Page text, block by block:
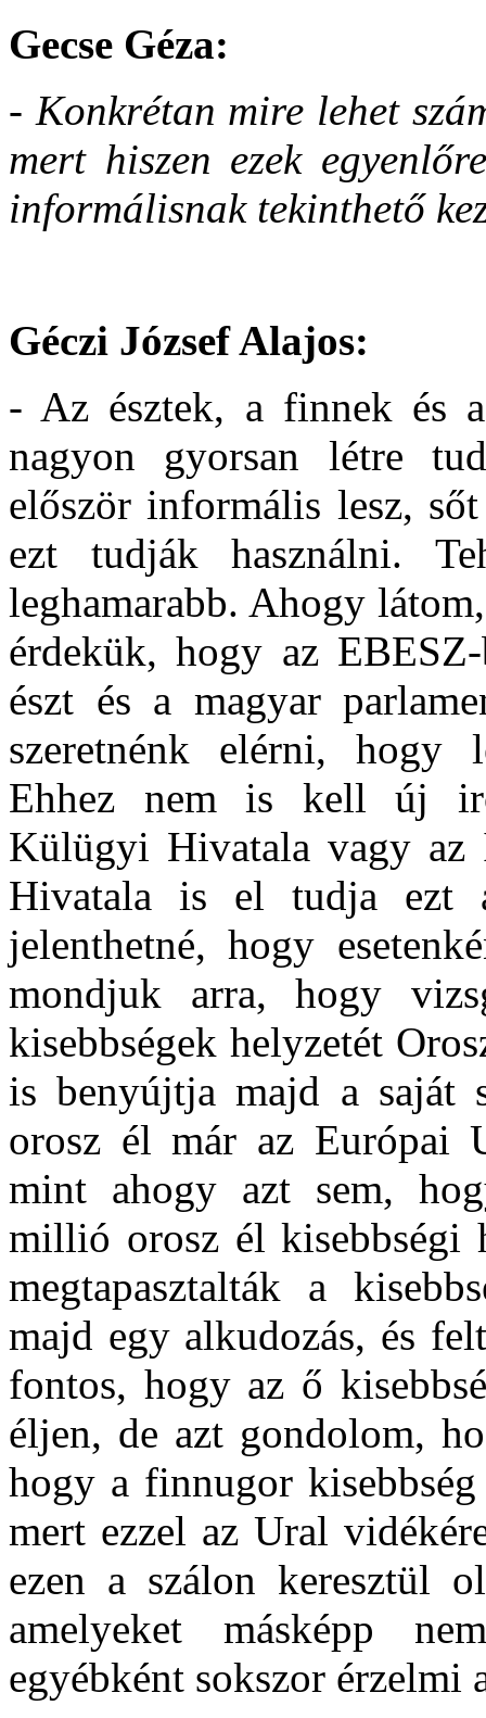
Gecse Géza:
- Konkrétan mire lehet
mert hiszen ezek
informálisnak tekinthető
Géczi József Alajos:
- Az észtek, a finnek és
nagyon gyorsan létre
először informális lesz,
ezt tudják használni.
leghamarabb. Ahogy
érdekük, hogy az
észt és a magyar
szeretnénk elérni, hogy
Ehhez nem is kell új
Külügyi Hivatala vagy az
Hivatala is el tudja ezt
jelenthetné, hogy
mondjuk arra, hogy
kisebbségek helyzetét
is benyújtja majd a saját
orosz él már az Európai
mint ahogy azt sem,
millió orosz él kisebbségi
megtapasztalták a
majd egy alkudozás, és
fontos, hogy az ő
éljen, de azt gondolom,
hogy a finnugor
mert ezzel az Ural
ezen a szálon keresztül
amelyeket másképp
egyébként sokszor érzelmi